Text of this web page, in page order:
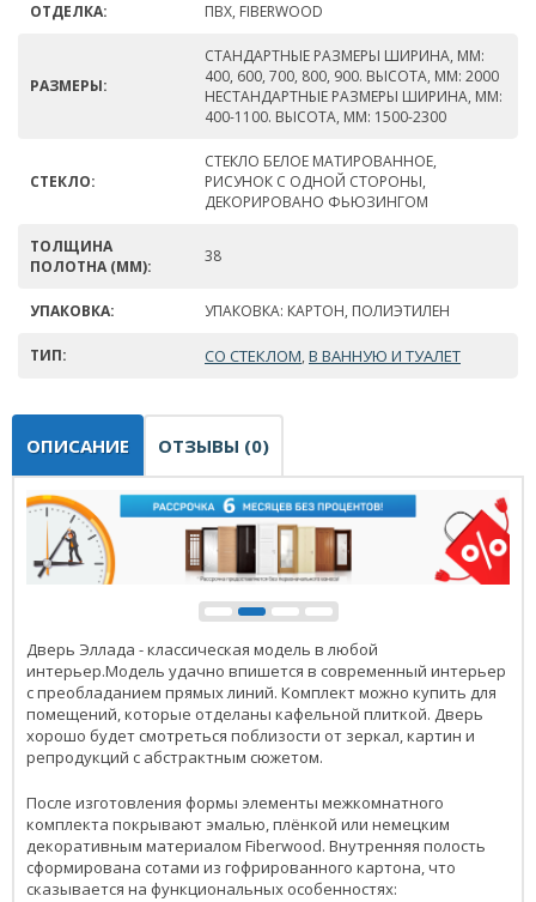
ОТДЕЛКА: ПВХ, FIBERWOOD
РАЗМЕРЫ:
СТАНДАРТНЫЕ РАЗМЕРЫ ШИРИНА, ММ:
400, 600, 700, 800, 900. ВЫСОТА, ММ: 2000
НЕСТАНДАРТНЫЕ РАЗМЕРЫ ШИРИНА, ММ:
400-1100. ВЫСОТА, ММ: 1500-2300
СТЕКЛО:
СТЕКЛО БЕЛОЕ МАТИРОВАННОЕ,
РИСУНОК С ОДНОЙ СТОРОНЫ,
ДЕКОРИРОВАНО ФЬЮЗИНГОМ
ТОЛЩИНА
ПОЛОТНА (ММ):
38
УПАКОВКА: УПАКОВКА: КАРТОН, ПОЛИЭТИЛЕН
ТИП: СО СТЕКЛОМ, В ВАННУЮ И ТУАЛЕТ
ОПИСАНИЕ ОТЗЫВЫ (0)
Дверь Эллада - классическая модель в любой
интерьер.Модель удачно впишется в современный интерьер
с преобладанием прямых линий. Комплект можно купить для
помещений, которые отделаны кафельной плиткой. Дверь
хорошо будет смотреться поблизости от зеркал, картин и
репродукций с абстрактным сюжетом.
После изготовления формы элементы межкомнатного
комплекта покрывают эмалью, плёнкой или немецким
декоративным материалом Fiberwood. Внутренняя полость
сформирована сотами из гофрированного картона, что
сказывается на функциональных особенностях: